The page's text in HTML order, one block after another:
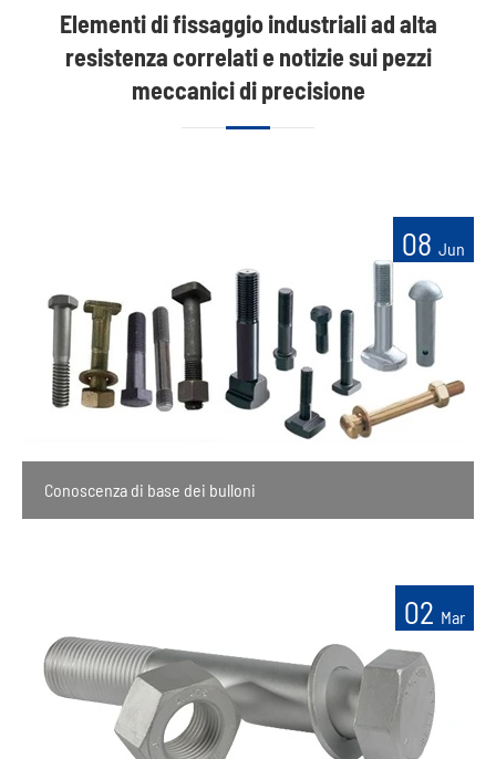
Elementi di fissaggio industriali ad alta
resistenza correlati e notizie sui pezzi
meccanici di precisione
08 Jun
Conoscenza di base dei bulloni
02 Mar